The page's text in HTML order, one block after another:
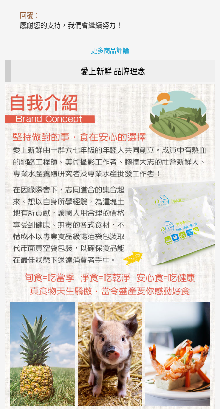
回覆：
感謝您的支持，我們會繼續努力！
更多商品評論
愛上新鮮 品牌理念